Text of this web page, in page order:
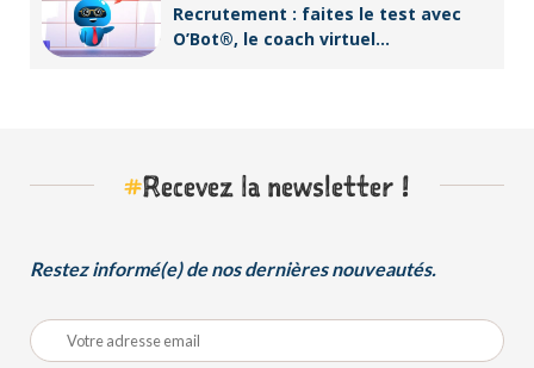
Recrutement : faites le test avec
O’Bot®, le coach virtuel
#Recevez la newsletter !
Restez informé(e) de nos dernières nouveautés.